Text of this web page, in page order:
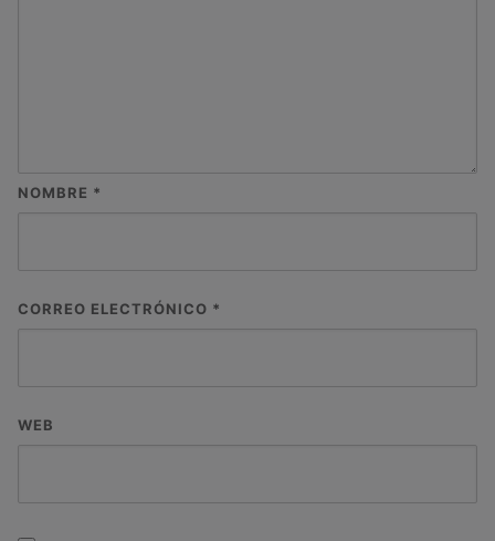
NOMBRE *
CORREO ELECTRÓNICO *
WEB